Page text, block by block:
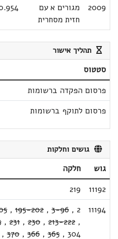
2009
מגורים א עם
חזית מסחרית
תהליך אישור
סטטוס
פרסום הפקדה ברשומות
פרסום לתוקף ברשומות
גושים וחלקות
גוש
חלקה
11192
219
11194
2
,
3-96
,
195-202
,
,
213-222
,
230
,
231
,
304
,
365
,
366
,
370
,